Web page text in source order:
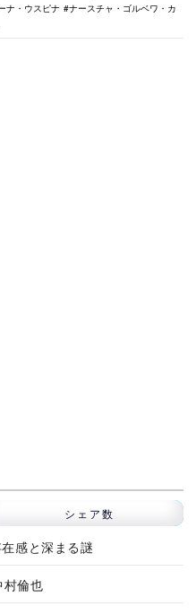
ナ・ウスピナ
ナースチャ・ゴルベワ・カ
シェア数
感と深まる謎
村倫也